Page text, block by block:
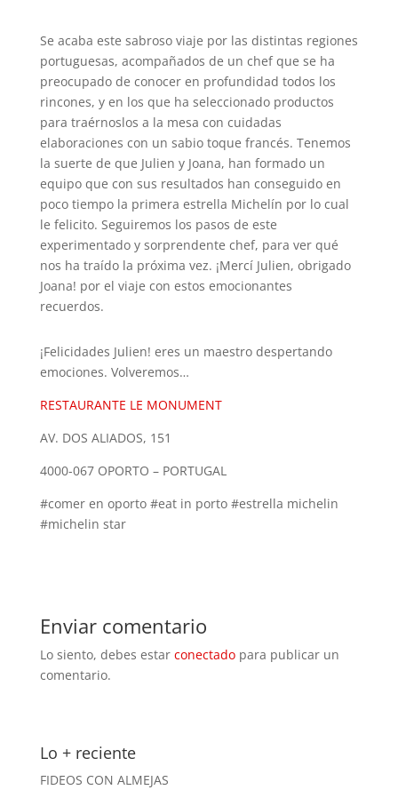
Se acaba este sabroso viaje por las distintas regiones
portuguesas, acompañados de un chef que se ha
preocupado de conocer en profundidad todos los
rincones, y en los que ha seleccionado productos
para traérnoslos a la mesa con cuidadas
elaboraciones con un sabio toque francés. Tenemos
la suerte de que Julien y Joana, han formado un
equipo que con sus resultados han conseguido en
poco tiempo la primera estrella Michelín por lo cual
le felicito. Seguiremos los pasos de este
experimentado y sorprendente chef, para ver qué
nos ha traído la próxima vez. ¡Mercí Julien, obrigado
Joana! por el viaje con estos emocionantes
recuerdos.
¡Felicidades Julien! eres un maestro despertando
emociones. Volveremos…
RESTAURANTE LE MONUMENT
AV. DOS ALIADOS, 151
4000-067 OPORTO – PORTUGAL
#comer en oporto #eat in porto #estrella michelin
#michelin star
Enviar comentario
Lo siento, debes estar conectadopara publicar un
comentario.
Lo + reciente
FIDEOS CON ALMEJAS